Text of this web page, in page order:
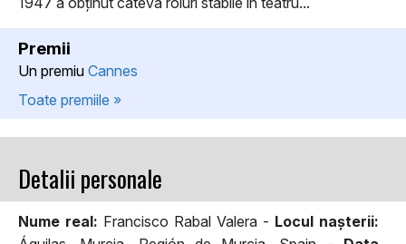
Premii
Un premiu Cannes
Toate premiile »
Detalii personale
Nume real: Francisco Rabal Valera - Locul naşterii: